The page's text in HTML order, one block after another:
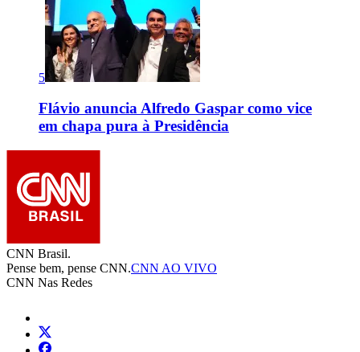
5
Flávio anuncia Alfredo Gaspar como vice
em chapa pura à Presidência
CNN Brasil.
Pense bem, pense CNN.CNN AO VIVO
CNN Nas Redes